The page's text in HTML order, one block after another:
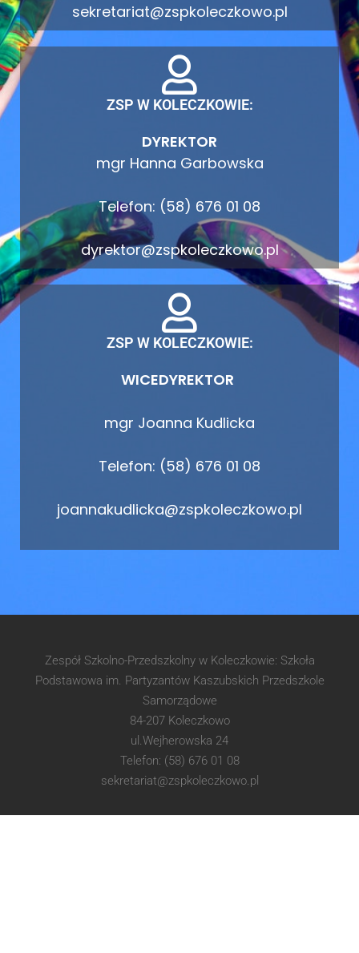
sekretariat@zspkoleczkowo.pl
ZSP W KOLECZKOWIE:
DYREKTOR
mgr Hanna Garbowska
Telefon: (58) 676 01 08
dyrektor@zspkoleczkowo.pl
ZSP W KOLECZKOWIE:
WICEDYREKTOR
mgr Joanna Kudlicka
Telefon: (58) 676 01 08
joannakudlicka@zspkoleczkowo.pl
Zespół Szkolno-Przedszkolny w Koleczkowie: Szkoła
Podstawowa im. Partyzantów Kaszubskich Przedszkole
Samorządowe
84-207 Koleczkowo
ul.Wejherowska 24
Telefon: (58) 676 01 08
sekretariat@zspkoleczkowo.pl